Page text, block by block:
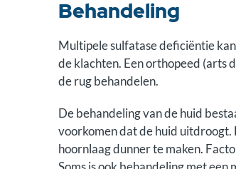
Behandeling
Multipele sulfatase deficiëntie
de klachten. Een orthopeed (arts
de rug behandelen.
De behandeling van de huid
voorkomen dat de huid uitdroogt.
hoornlaag dunner te maken.